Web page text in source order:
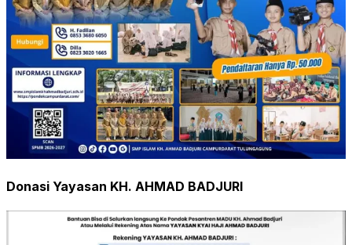
Donasi Yayasan KH. AHMAD BADJURI